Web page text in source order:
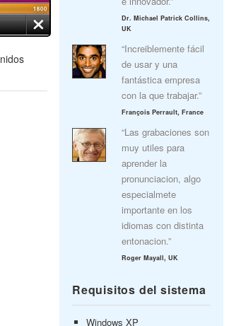
Dr. Michael Patrick Collins,
UK
“Increiblemente fácil
de usar y una
fantástica empresa
con la que trabajar.”
François Perrault, France
“Las grabaciones son
muy utiles para
aprender la
pronunciacion, algo
especialmete
importante en los
idiomas con distinta
entonacion.”
Roger Mayall, UK
Requisitos del sistema
Windows XP